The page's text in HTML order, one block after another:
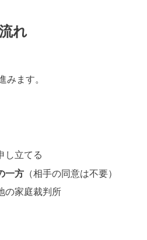
れ
みます。
し立てる
一方 （相手の同意は不要）
の家庭裁判所